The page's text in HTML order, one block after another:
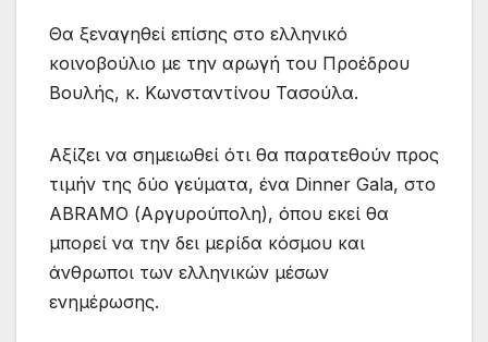
Θα ξεναγηθεί επίσης στο ελληνικό
κοινοβούλιο με την αρωγή του Προέδρου
Βουλής, κ. Κωνσταντίνου Τασούλα.
Αξίζει να σημειωθεί ότι θα παρατεθούν προς
τιμήν της δύο γεύματα, ένα Dinner Gala, στο
ABRAMO (Αργυρούπολη), όπου εκεί θα
μπορεί να την δει μερίδα κόσμου και
άνθρωποι των ελληνικών μέσων
ενημέρωσης.